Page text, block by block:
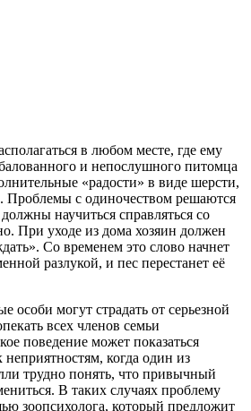
в любом месте, где ему
и непослушного питомца
«радости» в виде шерсти,
Проблемы с одиночеством решаются
научиться справляться со
При уходе из дома хозяин должен
Со временем это слово начнет
разлукой, и пес перестанет её
особи могут страдать от серьезной
всех членов семьи
поведение может показаться
когда один из
трудно понять, что привычный
В таких случаях проблему
зоопсихолога, который предложит